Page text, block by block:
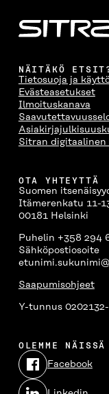
NÄITÄKÖ
Tietosuoja ja
Evästeasetukset
Ilmoituskanava
Sitran digitaalinen
OTA YHTEYTTÄ
Suomen
Itämerenkatu 11-
00181 Helsinki
Puhelin +358 294
Sähköpostiosoite
Saapumisohjeet
Y-tunnus
OLEMME
Facebook
Avautuu
uudessa